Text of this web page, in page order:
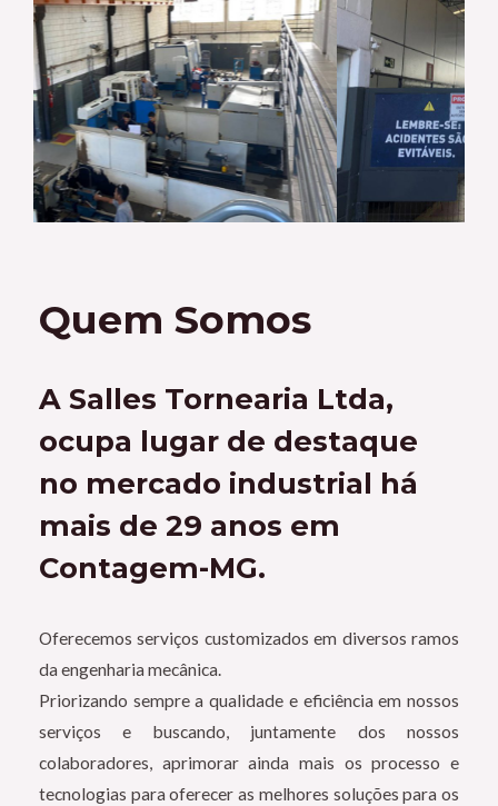
Quem Somos
A Salles Tornearia Ltda,
ocupa lugar de destaque
no mercado industrial há
mais de 29 anos em
Contagem-MG.
Oferecemos serviços customizados em diversos ramos
da engenharia mecânica.
Priorizando sempre a qualidade e eficiência em nossos
serviços e buscando, juntamente dos nossos
colaboradores, aprimorar ainda mais os processo e
tecnologias para oferecer as melhores soluções para os